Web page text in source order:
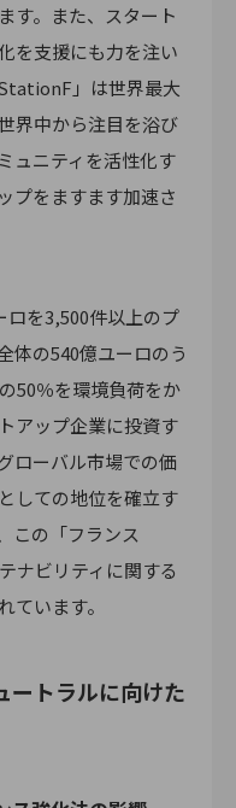
す。また、スタート
を支援にも力を注い
」は世界最大
界中から注目を浴び
ュニティを活性化す
プをますます加速さ
ロを3,500件以上のプ
体の540億ユーロのう
50％を環境負荷をか
アップ企業に投資す
ローバル市場での価
しての地位を確立す
この「フランス
ナビリティに関する
ています。
ートラルに向けた